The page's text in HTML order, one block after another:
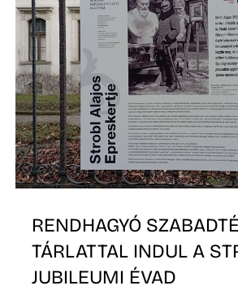
RENDHAGYÓ
TÁRLATTAL INDUL A
JUBILEUMI ÉVAD